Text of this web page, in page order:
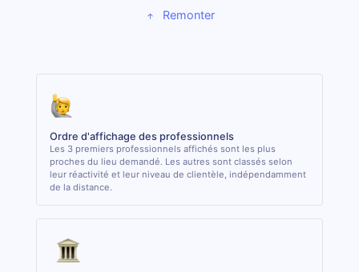
Remonter
Ordre d'affichage des professionnels
Les 3 premiers professionnels affichés sont les plus
proches du lieu demandé. Les autres sont classés selon
leur réactivité et leur niveau de clientèle, indépendamment
de la distance.